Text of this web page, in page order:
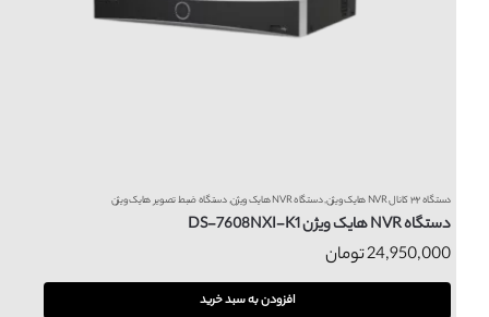
دستگاه ۳۲ کانال NVR هایک ویژن ,دستگاه NVR هایک ویژن ,دستگاه ضبط تصویر هایک ویژن
دستگاه NVR هایک ویژن DS-7608NXI-K1
24,950,000تومان
افزودن به سبد خرید